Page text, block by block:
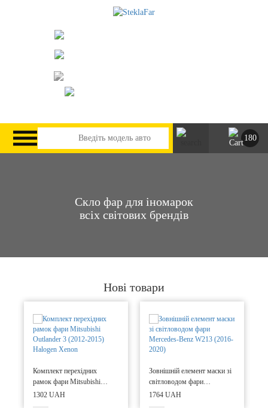
180
Скло фар для іномарок
всіх світових брендів
Нові товари
Комплект перехідних
рамок фари Mitsubishi
Outlander 3 (2012-2015)
1302 UAH
Зовнішній елемент маски зі
світловодом фари
Mercedes-Benz W213
1764 UAH